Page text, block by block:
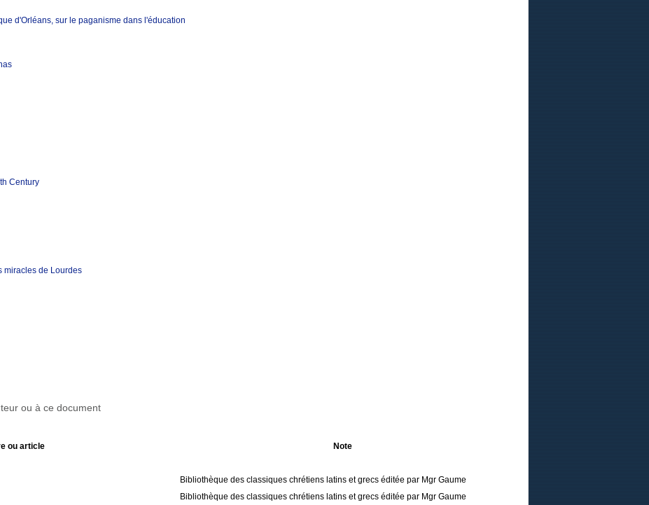
d'Orléans, sur le paganisme dans l'éducation
Century
miracles de Lourdes
ou à ce document
ou article
Note
Bibliothèque des classiques chrétiens latins et grecs éditée par Mgr Gaume
Bibliothèque des classiques chrétiens latins et grecs éditée par Mgr Gaume